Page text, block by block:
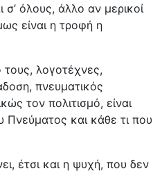
όλους, άλλο αν μερικοί
είναι η τροφή η
λογοτέχνες,
πνευματικός
τον πολιτισμό, είναι
Πνεύματος και κάθε τι που
έτσι και η ψυχή, που δεν